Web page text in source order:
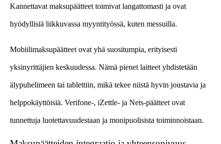
Kannettavat maksupäätteet toimivat langattomasti ja ovat
hyödyllisiä liikkuvassa myyntityössä, kuten messuilla.
Mobiilimaksupäätteet ovat yhä suositumpia, erityisesti
yksinyrittäjien keskuudessa. Nämä pienet laitteet yhdistetään
älypuhelimeen tai tablettiin, mikä tekee niistä hyvin joustavia ja
helppokäyttöisiä. Verifone-, iZettle- ja Nets-päätteet ovat
tunnettuja luotettavuudestaan ja monipuolisista toiminnoistaan.